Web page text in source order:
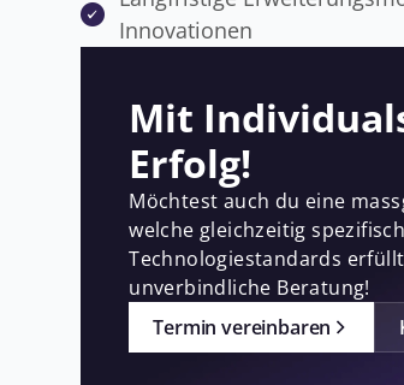
Innovationen
Mit
Erfolg!
Möchtest auch du eine
welche gleichzeitig
Technologiestandards
unverbindliche Beratung!
Termin vereinbaren